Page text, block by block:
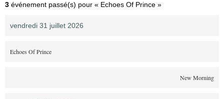
3 événement passé(s) pour « Echoes Of Prince »
vendredi 31 juillet 2026
Echoes Of Prince
New Morning